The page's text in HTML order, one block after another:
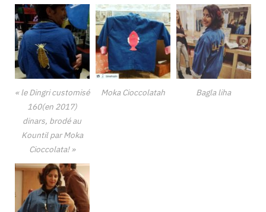
« le Dingri customisé
160(en 2017)
dinars, brodé au
Kountil par Moka
Cioccolata! »
Moka Cioccolatah Bagla liha